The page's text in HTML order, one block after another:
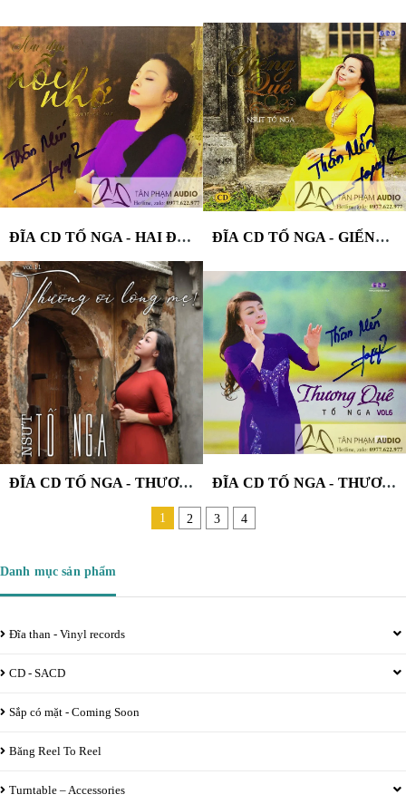
ĐĨA CD TỐ NGA - HAI ĐẦU NỖI NHỚ ĐĨA CD TỐ NGA - GIẾNG QUÊ
ĐĨA CD TỐ NGA - THƯƠNG ƠI LÒNG MẸ ĐĨA CD TỐ NGA - THƯƠNG QUÊ
1 2 3 4
Danh mục sản phẩm
Đĩa than - Vinyl records
CD - SACD
Sắp có mặt - Coming Soon
Băng Reel To Reel
Turntable – Accessories